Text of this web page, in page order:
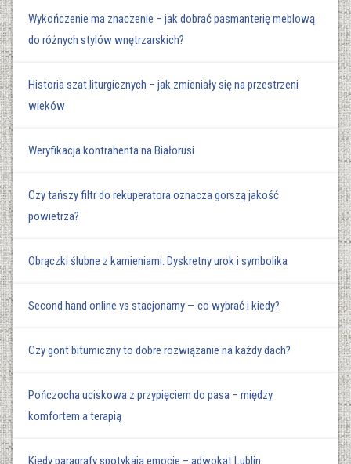
Wykończenie ma znaczenie – jak dobrać pasmanterię meblową
do różnych stylów wnętrzarskich?
Historia szat liturgicznych – jak zmieniały się na przestrzeni
wieków
Weryfikacja kontrahenta na Białorusi
Czy tańszy filtr do rekuperatora oznacza gorszą jakość
powietrza?
Obrączki ślubne z kamieniami: Dyskretny urok i symbolika
Second hand online vs stacjonarny — co wybrać i kiedy?
Czy gont bitumiczny to dobre rozwiązanie na każdy dach?
Pończocha uciskowa z przypięciem do pasa – między
komfortem a terapią
Kiedy paragrafy spotykają emocje – adwokat Lublin